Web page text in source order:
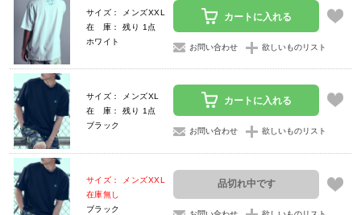
サイズ： メンズXXL
在 庫： 残り 1点
ホワイト
カートに入れる
お問い合わせ 欲しいものリスト
サイズ： メンズXL
在 庫： 残り 1点
ブラック
カートに入れる
お問い合わせ 欲しいものリスト
サイズ： メンズXXL
在庫無し
ブラック
品切れ中です